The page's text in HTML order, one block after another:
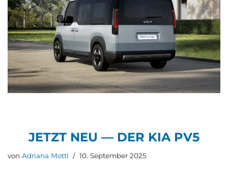
JETZT NEU — DER KIA PV5
von Adriana Mottl 10. September 2025